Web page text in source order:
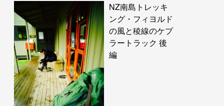
NZ南島トレッキ
ング・フィヨルド
の風と稜線のケプ
ラートラック 後
編